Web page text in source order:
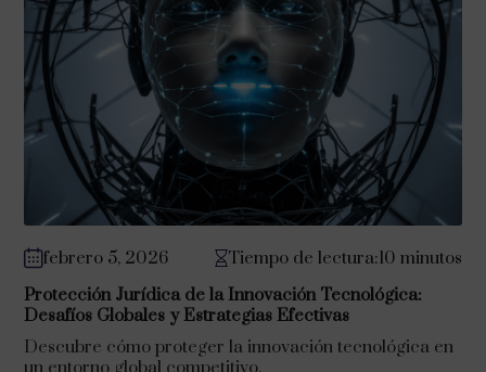
febrero 5, 2026
Tiempo de lectura:10 minutos
Protección Jurídica de la Innovación Tecnológica:
Desafíos Globales y Estrategias Efectivas
Descubre cómo proteger la innovación tecnológica en
un entorno global competitivo.